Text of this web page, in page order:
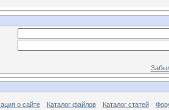
о сайте Каталог файлов Каталог статей